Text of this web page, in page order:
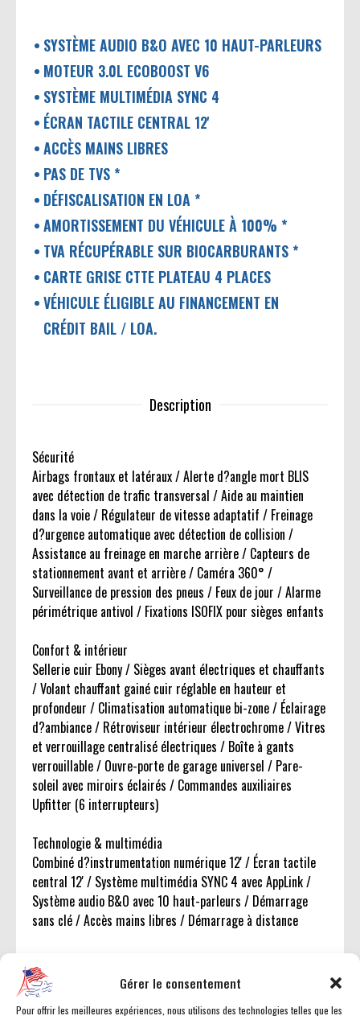
Gérer le consentement
Pour offrir les meilleures expériences, nous utilisons des technologies telles que les
SYSTÈME AUDIO B&O AVEC 10 HAUT-PARLEURS
MOTEUR 3.0L ECOBOOST V6
SYSTÈME MULTIMÉDIA SYNC 4
ÉCRAN TACTILE CENTRAL 12'
ACCÈS MAINS LIBRES
PAS DE TVS *
DÉFISCALISATION EN LOA *
AMORTISSEMENT DU VÉHICULE À 100% *
TVA RÉCUPÉRABLE SUR BIOCARBURANTS *
CARTE GRISE CTTE PLATEAU 4 PLACES
VÉHICULE ÉLIGIBLE AU FINANCEMENT EN
CRÉDIT BAIL / LOA.
Description
Sécurité
Airbags frontaux et latéraux / Alerte d?angle mort BLIS
avec détection de trafic transversal / Aide au maintien
dans la voie / Régulateur de vitesse adaptatif / Freinage
d?urgence automatique avec détection de collision /
Assistance au freinage en marche arrière / Capteurs de
stationnement avant et arrière / Caméra 360° /
Surveillance de pression des pneus / Feux de jour / Alarme
périmétrique antivol / Fixations ISOFIX pour sièges enfants
Confort & intérieur
Sellerie cuir Ebony / Sièges avant électriques et chauffants
/ Volant chauffant gainé cuir réglable en hauteur et
profondeur / Climatisation automatique bi-zone / Éclairage
d?ambiance / Rétroviseur intérieur électrochrome / Vitres
et verrouillage centralisé électriques / Boîte à gants
verrouillable / Ouvre-porte de garage universel / Pare-
soleil avec miroirs éclairés / Commandes auxiliaires
Upfitter (6 interrupteurs)
Technologie & multimédia
Combiné d?instrumentation numérique 12' / Écran tactile
central 12' / Système multimédia SYNC 4 avec AppLink /
Système audio B&O avec 10 haut-parleurs / Démarrage
sans clé / Accès mains libres / Démarrage à distance
Peinture Shadow Black / Jantes avec pneus tout-terrain
LT285/70R17 / Éclairage LED (phares, antibrouillards et